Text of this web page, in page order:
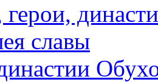
славы